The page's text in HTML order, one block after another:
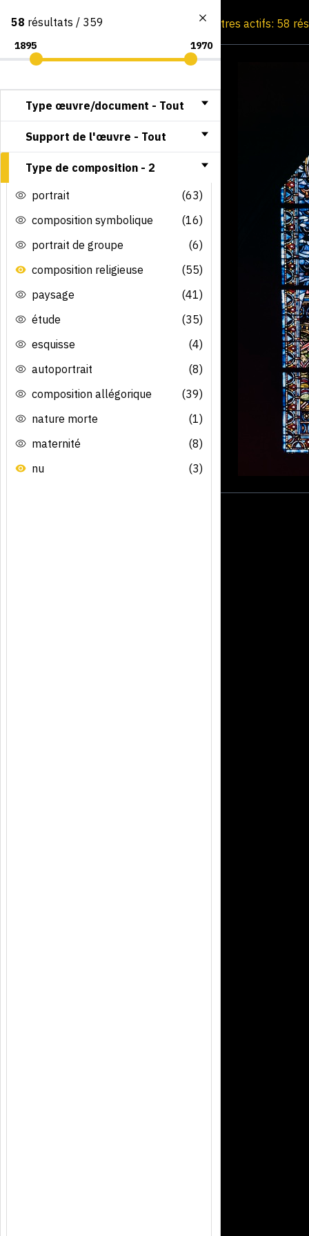
Consultation par image Filtres actifs: 58
58 résultats / 359
Type œuvre/document - Tout
Support de l'œuvre - Tout
Type de composition - 2
portrait
(63)
composition symbolique
(16)
portrait de groupe
(6)
composition religieuse
(55)
paysage
(41)
étude
(35)
esquisse
(4)
autoportrait
(8)
composition allégorique
(39)
nature morte
(1)
maternité
(8)
nu
(3)